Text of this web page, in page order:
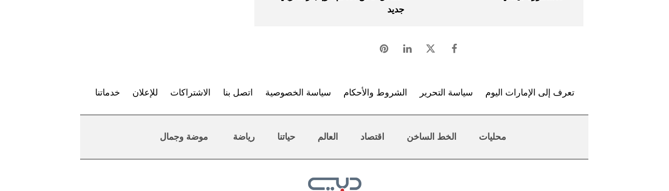
جديد
تعرف إلى الإمارات اليوم سياسة التحرير الشروط والأحكام سياسة الخصوصية اتصل بنا الاشتراكات للإعلان خدماتنا
محليات الخط الساخن اقتصاد العالم حياتنا رياضة موضة وجمال